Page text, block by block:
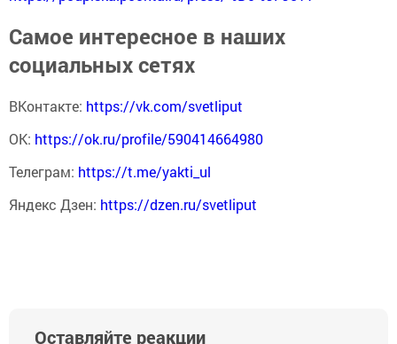
Самое интересное в наших
социальных сетях
ВКонтакте: https://vk.com/svetliput
ОК: https://ok.ru/profile/590414664980
Телеграм: https://t.me/yakti_ul
Яндекс Дзен: https://dzen.ru/svetliput
Оставляйте реакции